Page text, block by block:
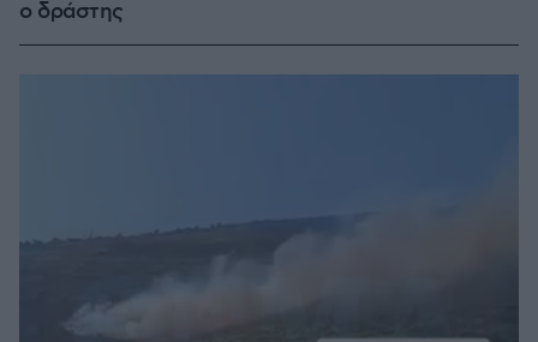
ο δράστης